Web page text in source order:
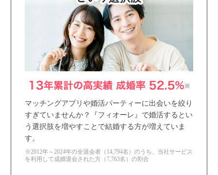
マッチングアプリや婚活パーティーに出会いを絞り
すぎていませんか？『フィオーレ』で婚活するとい
う選択肢を増やすことで結婚する方が増えていま
す。
※2012年～2024年の全退会者（14,794名）のうち、当社サービス
を利用して成婚退会された方（7,763名）の割合